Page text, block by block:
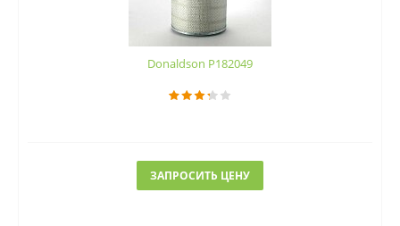
Donaldson P182049
ЗАПРОСИТЬ ЦЕНУ